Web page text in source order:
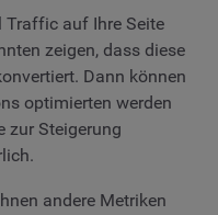
Traffic auf Ihre Seite
zeigen, dass diese
Dann können
optimierten werden
zur Steigerung
andere Metriken